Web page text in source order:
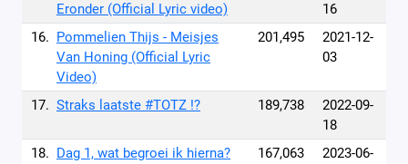
Eronder (Official Lyric video)
16
16. Pommelien Thijs - Meisjes
Van Honing (Official Lyric
Video)
201,495
2021-12-
03
17. Straks laatste #TOTZ !? 189,738
2022-09-
18
18. Dag 1, wat begroei ik hierna? 167,063
2023-06-